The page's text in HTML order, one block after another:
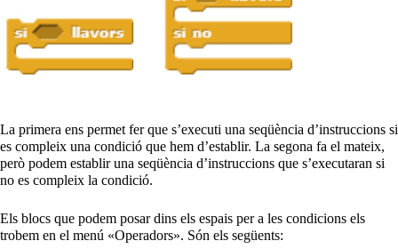
La primera ens permet fer que s’executi una seqüència d’instruccions si
es compleix una condició que hem d’establir. La segona fa el mateix,
però podem establir una seqüència d’instruccions que s’executaran si
no es compleix la condició.
Els blocs que podem posar dins els espais per a les condicions els
trobem en el menú «Operadors». Són els següents: